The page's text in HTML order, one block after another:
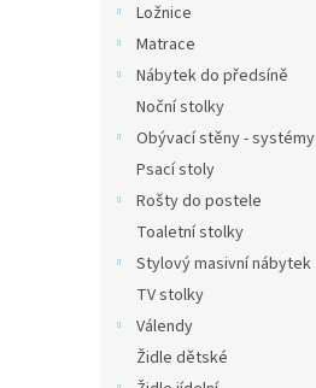
Ložnice
Matrace
Nábytek do předsíně
Noční stolky
Obývací stěny - systémy
Psací stoly
Rošty do postele
Toaletní stolky
Stylový masivní nábytek
TV stolky
Válendy
Židle dětské